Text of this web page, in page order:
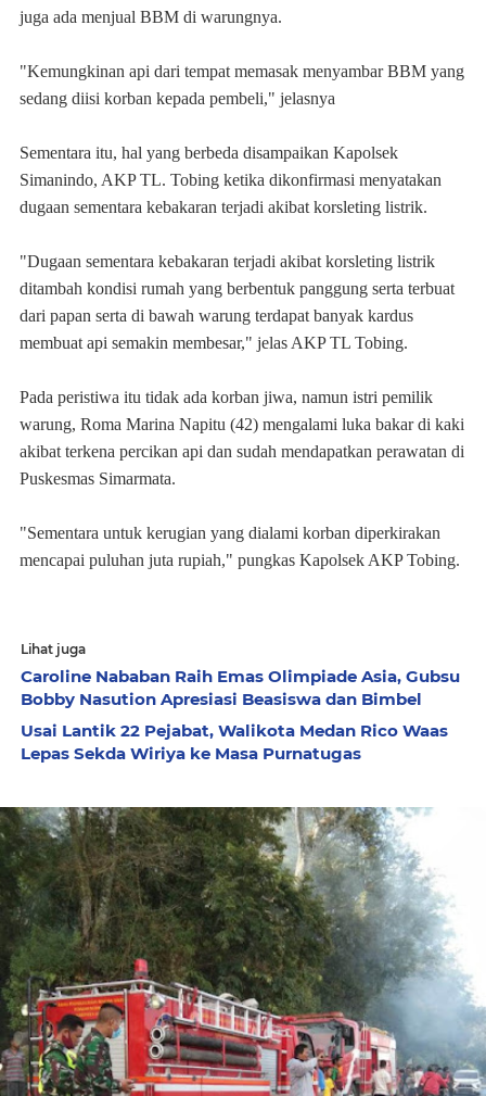
juga ada menjual BBM di warungnya.
"Kemungkinan api dari tempat memasak menyambar BBM yang
sedang diisi korban kepada pembeli," jelasnya
Sementara itu, hal yang berbeda disampaikan Kapolsek
Simanindo, AKP TL. Tobing ketika dikonfirmasi menyatakan
dugaan sementara kebakaran terjadi akibat korsleting listrik.
"Dugaan sementara kebakaran terjadi akibat korsleting listrik
ditambah kondisi rumah yang berbentuk panggung serta terbuat
dari papan serta di bawah warung terdapat banyak kardus
membuat api semakin membesar," jelas AKP TL Tobing.
Pada peristiwa itu tidak ada korban jiwa, namun istri pemilik
warung, Roma Marina Napitu (42) mengalami luka bakar di kaki
akibat terkena percikan api dan sudah mendapatkan perawatan di
Puskesmas Simarmata.
"Sementara untuk kerugian yang dialami korban diperkirakan
mencapai puluhan juta rupiah," pungkas Kapolsek AKP Tobing.
Lihat juga
Caroline Nababan Raih Emas Olimpiade Asia, Gubsu
Bobby Nasution Apresiasi Beasiswa dan Bimbel
Usai Lantik 22 Pejabat, Walikota Medan Rico Waas
Lepas Sekda Wiriya ke Masa Purnatugas